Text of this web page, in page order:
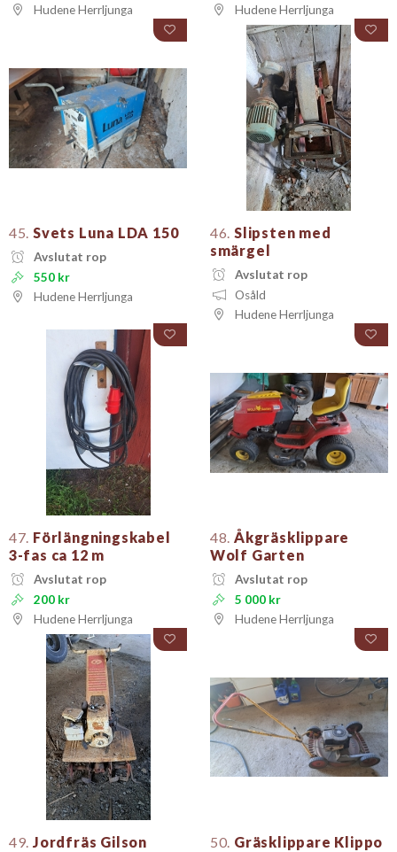
Hudene Herrljunga
Hudene Herrljunga
45. Svets Luna LDA 150
Avslutat rop
550 kr
Hudene Herrljunga
46. Slipsten med
smärgel
Avslutat rop
Osåld
Hudene Herrljunga
47. Förlängningskabel
3-fas ca 12 m
Avslutat rop
200 kr
Hudene Herrljunga
48. Åkgräsklippare
Wolf Garten
Avslutat rop
5 000 kr
Hudene Herrljunga
49. Jordfräs Gilson 50. Gräsklippare Klippo